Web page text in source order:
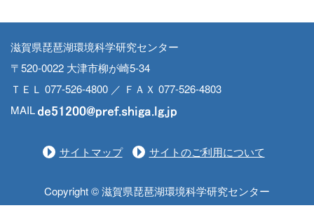
滋賀県琵琶湖環境科学研究センター
〒520-0022 大津市柳が崎5-34
ＴＥＬ 077-526-4800 ／ ＦＡＸ 077-526-4803
MAIL
サイトマップ サイトのご利用について
Copyright © 滋賀県琵琶湖環境科学研究センター